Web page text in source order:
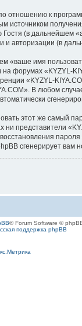
к
источником
(в дальнейшем
и авторизации (в
имя
«KYZYL-
«KYZYL-
В любом
этот же самый
представители
сгенерирует вам
® Forum Software ©
поддержка phpBB